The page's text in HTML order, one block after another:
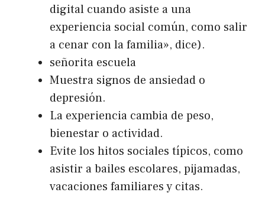
digital cuando asiste a una
experiencia social común, como salir
a cenar con la familia», dice).
señorita escuela
Muestra signos de ansiedad o
depresión.
La experiencia cambia de peso,
bienestar o actividad.
Evite los hitos sociales típicos, como
asistir a bailes escolares, pijamadas,
vacaciones familiares y citas.